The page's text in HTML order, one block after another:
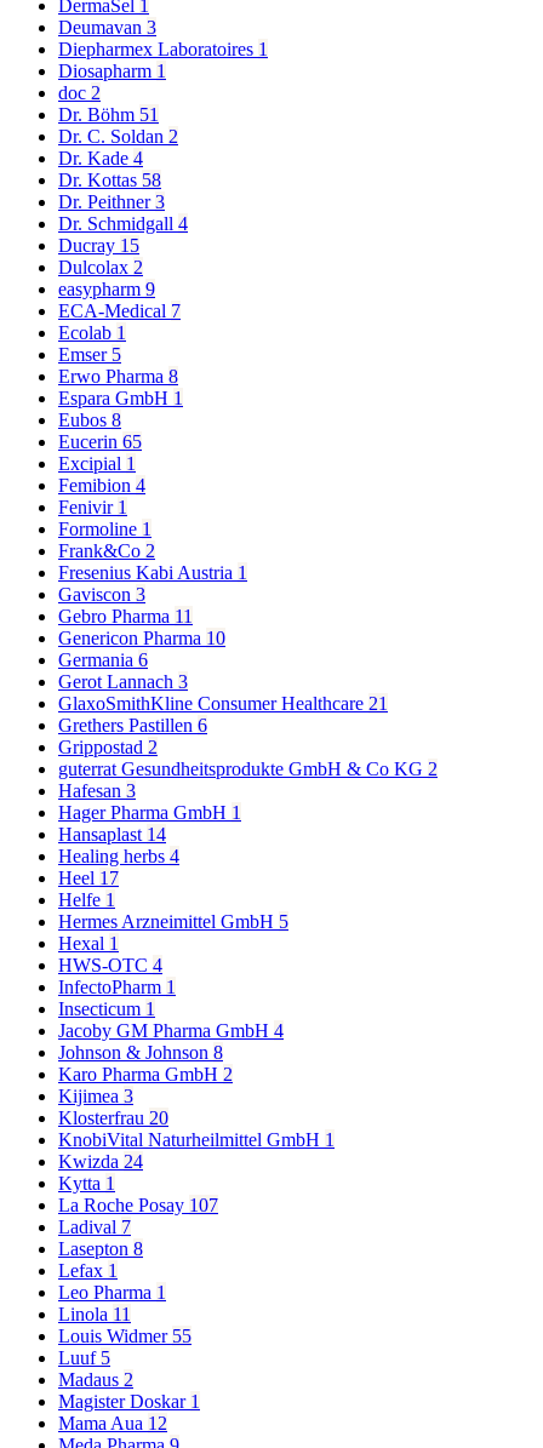
DermaSel 1
Deumavan 3
Diepharmex Laboratoires 1
Diosapharm 1
doc 2
Dr. Böhm 51
Dr. C. Soldan 2
Dr. Kade 4
Dr. Kottas 58
Dr. Peithner3
Dr. Schmidgall 4
Ducray 15
Dulcolax 2
easypharm 9
ECA-Medical 7
Ecolab 1
Emser 5
Erwo Pharma 8
Espara GmbH 1
Eubos 8
Eucerin 65
Excipial 1
Femibion 4
Fenivir 1
Formoline 1
Frank&Co 2
Fresenius Kabi Austria 1
Gaviscon 3
Gebro Pharma 11
Genericon Pharma 10
Germania 6
Gerot Lannach 3
GlaxoSmithKline Consumer Healthcare 21
Grethers Pastillen 6
Grippostad 2
guterrat Gesundheitsprodukte GmbH & Co KG 2
Hafesan 3
Hager Pharma GmbH 1
Hansaplast 14
Healing herbs 4
Heel 17
Helfe 1
Hermes Arzneimittel GmbH 5
Hexal 1
HWS-OTC 4
InfectoPharm 1
Insecticum 1
Jacoby GM Pharma GmbH 4
Johnson & Johnson 8
Karo Pharma GmbH 2
Kijimea 3
Klosterfrau 20
KnobiVital Naturheilmittel GmbH 1
Kwizda 24
Kytta 1
La Roche Posay 107
Ladival 7
Lasepton 8
Lefax 1
Leo Pharma 1
Linola 11
Louis Widmer 55
Luuf 5
Madaus 2
Magister Doskar 1
Mama Aua 12